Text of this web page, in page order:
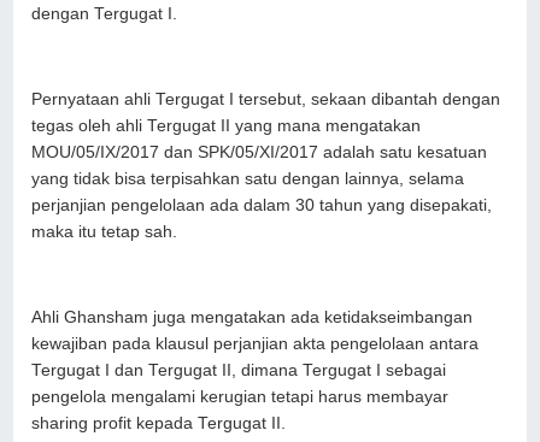
dengan Tergugat I.
Pernyataan ahli Tergugat I tersebut, sekaan dibantah dengan
tegas oleh ahli Tergugat II yang mana mengatakan
MOU/05/IX/2017 dan SPK/05/XI/2017 adalah satu kesatuan
yang tidak bisa terpisahkan satu dengan lainnya, selama
perjanjian pengelolaan ada dalam 30 tahun yang disepakati,
maka itu tetap sah.
Ahli Ghansham juga mengatakan ada ketidakseimbangan
kewajiban pada klausul perjanjian akta pengelolaan antara
Tergugat I dan Tergugat II, dimana Tergugat I sebagai
pengelola mengalami kerugian tetapi harus membayar
sharing profit kepada Tergugat II.